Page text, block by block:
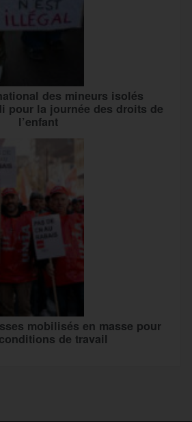
des mineurs isolés
pour la journée des droits de
l’enfant
mobilisés en masse pour
de travail